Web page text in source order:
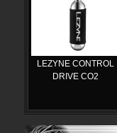
LEZYNE CONTROL
DRIVE CO2